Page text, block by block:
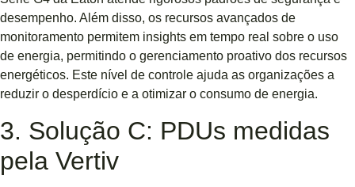
desempenho. Além disso, os recursos avançados de
monitoramento permitem insights em tempo real sobre o uso
de energia, permitindo o gerenciamento proativo dos recursos
energéticos. Este nível de controle ajuda as organizações a
reduzir o desperdício e a otimizar o consumo de energia.
3. Solução C: PDUs medidas
pela Vertiv